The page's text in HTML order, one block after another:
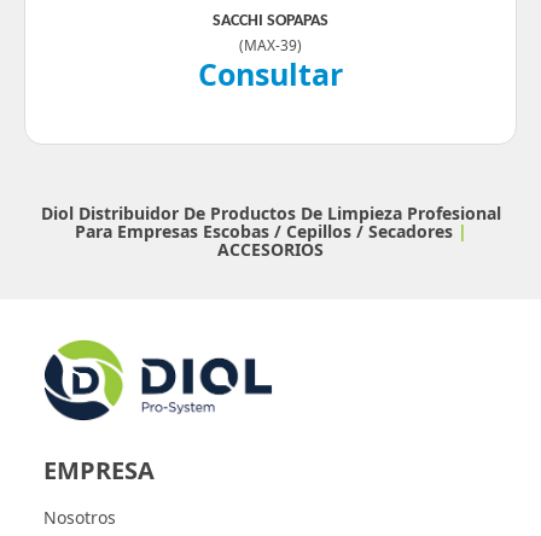
SACCHI SOPAPAS
(MAX-39)
Consultar
Diol Distribuidor De Productos De Limpieza Profesional
Para Empresas Escobas / Cepillos / Secadores|
ACCESORIOS
EMPRESA
Nosotros